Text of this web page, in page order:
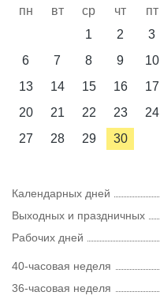
пн вт ср чт пт
1
2 3
6
7 8 9 10
13
14 15 16 17
20
21 22 23 24
27
28 29 30
Календарных дней
Выходных и праздничных
Рабочих дней
40-часовая неделя
36-часовая неделя